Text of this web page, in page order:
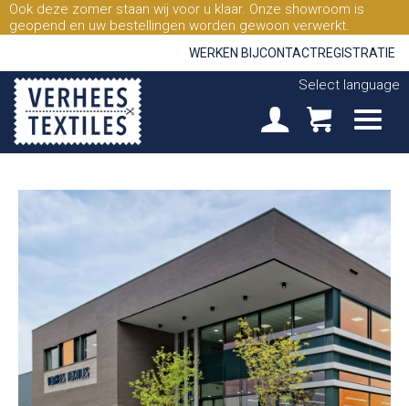
Ook deze zomer staan wij voor u klaar. Onze showroom is
geopend en uw bestellingen worden gewoon verwerkt.
WERKEN BIJCONTACTREGISTRATIE
Select language